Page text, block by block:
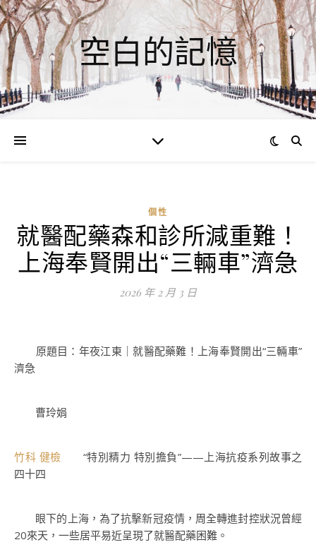
空白的記憶
個性
就醫配藥森和診所減重難！
上海奉賢開出“三輛車”濟急
2026 年 2 月 3 日
原題目：年夜江東｜就醫配藥難！上海奉賢開出“三輛車”
濟急
曹玲娟
竹科 健檢 “特別精力 特別擔負”——上海抗疫系列故事之
四十四
眼下的上海，為了抗擊新冠疫情，周全轉進封控狀況曾經
20來天，一些居平易近呈現了就醫配藥困難。
0